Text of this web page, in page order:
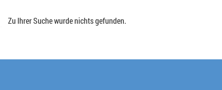
Zu Ihrer Suche wurde nichts gefunden.